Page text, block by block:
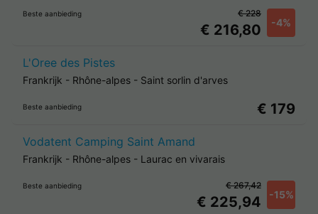
Beste aanbieding
€ 216,80 -4%
€ 228
L'Oree des Pistes
Frankrijk - Rhône-alpes - Saint sorlin d'arves
Beste aanbieding € 179
Vodatent Camping Saint Amand
Frankrijk - Rhône-alpes - Laurac en vivarais
Beste aanbieding
€ 225,94 -15%
€ 267,42